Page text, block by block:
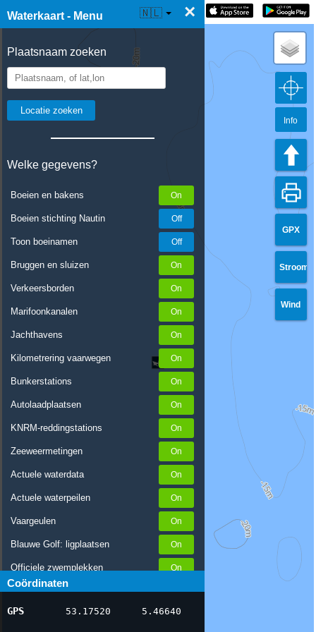
Waterkaart - Menu ×
Plaatsnaam zoeken
Welke gegevens?
Boeien en bakens
Boeien stichting Nautin
Toon boeinamen
Bruggen en sluizen
Verkeersborden
Marifoonkanalen
Jachthavens
Kilometrering vaarwegen
Bunkerstations
Autolaadplaatsen
KNRM-reddingstations
Zeeweermetingen
Actuele waterdata
Actuele waterpeilen
Vaargeulen
Blauwe Golf: ligplaatsen
Officiele zwemplekken
Stremmingen/hinder
AIS scheepsposities
Coördinaten
GPS 53.17520 5.46640
☰ Waterkaart Live 🇳🇱
GPX
Stroom
Wind
Info